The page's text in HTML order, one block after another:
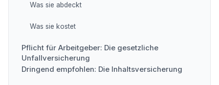
Was sie abdeckt
Was sie kostet
Pflicht für Arbeitgeber: Die gesetzliche
Unfallversicherung
Dringend empfohlen: Die Inhaltsversicherung